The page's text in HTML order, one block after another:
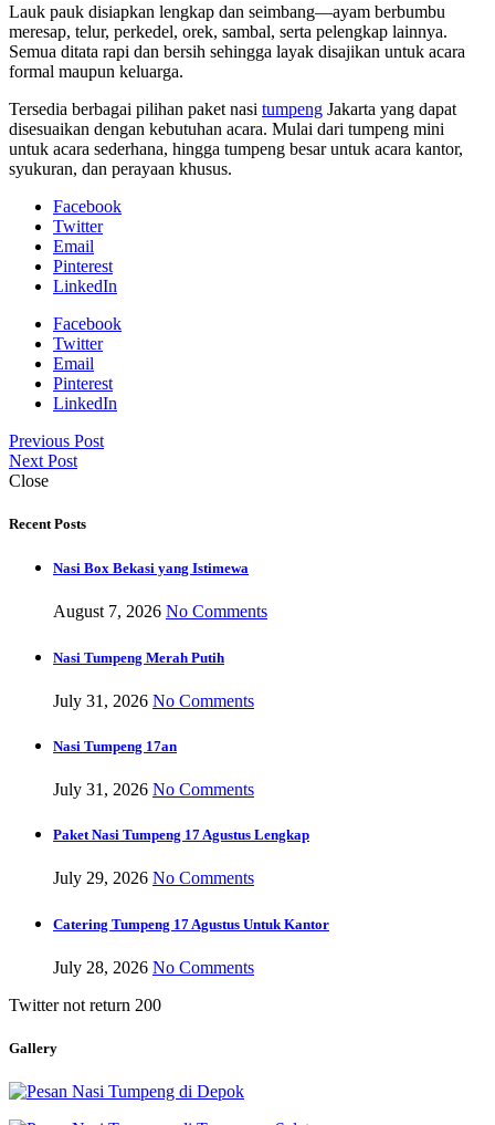
Lauk pauk disiapkan lengkap dan seimbang—ayam berbumbu
meresap, telur, perkedel, orek, sambal, serta pelengkap lainnya.
Semua ditata rapi dan bersih sehingga layak disajikan untuk acara
formal maupun keluarga.
Tersedia berbagai pilihan paket nasi tumpeng Jakarta yang dapat
disesuaikan dengan kebutuhan acara. Mulai dari tumpeng mini
untuk acara sederhana, hingga tumpeng besar untuk acara kantor,
syukuran, dan perayaan khusus.
Facebook
Twitter
Email
Pinterest
LinkedIn
Facebook
Twitter
Email
Pinterest
LinkedIn
Previous Post
Next Post
Close
Recent Posts
Nasi Box Bekasi yang Istimewa
August 7, 2026 No Comments
Nasi Tumpeng Merah Putih
July 31, 2026 No Comments
Nasi Tumpeng 17an
July 31, 2026 No Comments
Paket Nasi Tumpeng 17 Agustus Lengkap
July 29, 2026 No Comments
Catering Tumpeng 17 Agustus Untuk Kantor
July 28, 2026 No Comments
Twitter not return 200
Gallery